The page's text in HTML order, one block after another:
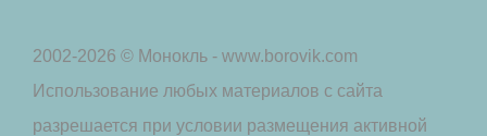
2002-2026 © Монокль - www.borovik.com
Использование любых материалов с сайта
разрешается при условии размещения активной